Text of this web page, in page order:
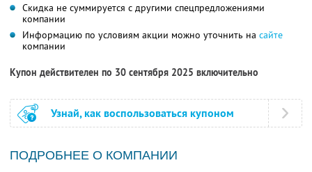
Скидка не суммируется с другими спецпредложениями
компании
Информацию по условиям акции можно уточнить на сайте
компании
Купон действителен по 30 сентября 2025 включительно
Узнай, как воспользоваться купоном
ПОДРОБНЕЕ О КОМПАНИИ